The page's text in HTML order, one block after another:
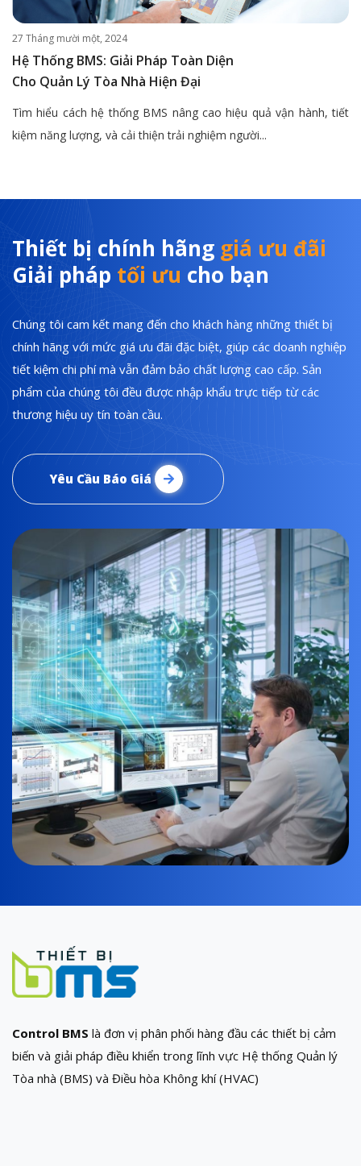
27 Tháng mười một, 2024
Hệ Thống BMS: Giải Pháp Toàn Diện
Cho Quản Lý Tòa Nhà Hiện Đại
Tìm hiểu cách hệ thống BMS nâng cao hiệu quả vận hành, tiết
kiệm năng lượng, và cải thiện trải nghiệm người...
Thiết bị chính hãng giá ưu đãi
Giải pháp tối ưu cho bạn
Chúng tôi cam kết mang đến cho khách hàng những thiết bị
chính hãng với mức giá ưu đãi đặc biệt, giúp các doanh nghiệp
tiết kiệm chi phí mà vẫn đảm bảo chất lượng cao cấp. Sản
phẩm của chúng tôi đều được nhập khẩu trực tiếp từ các
thương hiệu uy tín toàn cầu.
Yêu Cầu Báo Giá
Control BMS là đơn vị phân phối hàng đầu các thiết bị cảm
biến và giải pháp điều khiển trong lĩnh vực Hệ thống Quản lý
Tòa nhà (BMS) và Điều hòa Không khí (HVAC)